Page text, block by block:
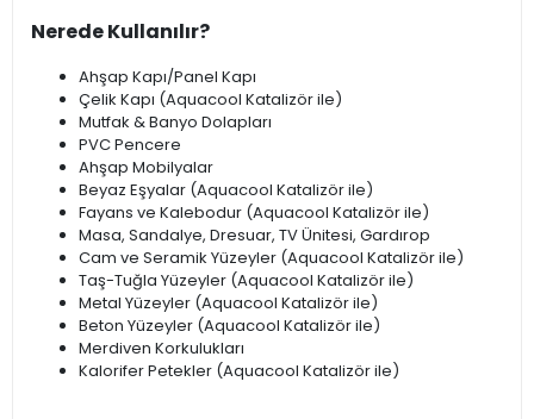
Nerede Kullanılır?
Ahşap Kapı/Panel Kapı
Çelik Kapı (Aquacool Katalizör ile)
Mutfak & Banyo Dolapları
PVC Pencere
Ahşap Mobilyalar
Beyaz Eşyalar (Aquacool Katalizör ile)
Fayans ve Kalebodur (Aquacool Katalizör ile)
Masa, Sandalye, Dresuar, TV Ünitesi, Gardırop
Cam ve Seramik Yüzeyler (Aquacool Katalizör ile)
Taş-Tuğla Yüzeyler (Aquacool Katalizör ile)
Metal Yüzeyler (Aquacool Katalizör ile)
Beton Yüzeyler (Aquacool Katalizör ile)
Merdiven Korkulukları
Kalorifer Petekler (Aquacool Katalizör ile)